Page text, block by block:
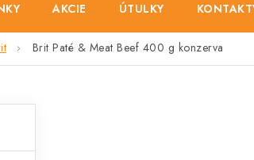
AKCIE ÚTULKY
Brit Paté & Meat Beef 400 g konzerva